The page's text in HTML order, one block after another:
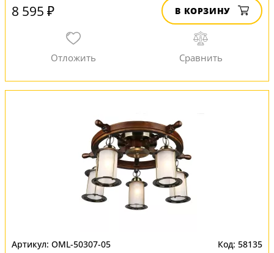
8 595 ₽ В КОРЗИНУ
OML-50307-05 58135